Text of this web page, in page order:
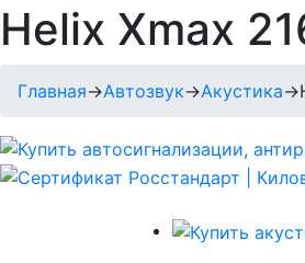
Helix Xmax
Главная→Автозвук→Акустика→